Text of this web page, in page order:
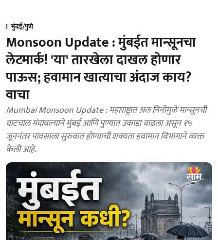
मुंबई/पुणे
Monsoon Update : मुंबईत मान्सूनचा
लेटमार्क! 'या' तारखेला दाखल होणार
पाऊस; हवामान खात्याचा अंदाज काय?
वाचा
Mumbai Monsoon Update : महाराष्ट्रात अल निनोमुळे मान्सूनची
वाटचाल मंदावल्याने मुंबई आणि पुण्यात उकाडा वाढला असून १५
जूननंतर पावसाला सुरुवात होण्याची शक्यता हवामान विभागाने व्यक्त
केली आहे.